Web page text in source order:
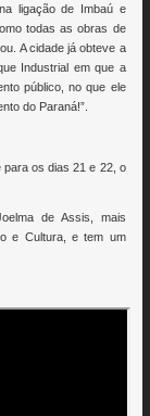
ligação de Imbaú e
todas as obras de
A cidade já obteve a
Industrial em que a
público, no que ele
do Paraná!”.
os dias 21 e 22, o
de Assis, mais
e Cultura, e tem um